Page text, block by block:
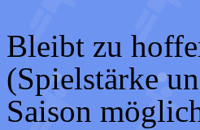
Bleibt zu
(Spielstärke
Saison